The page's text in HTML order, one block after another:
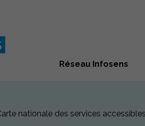
Réseau Infosens
nationale des services accessibles